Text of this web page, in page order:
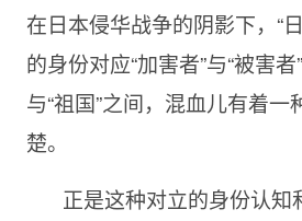
在日本侵华战争的阴影下，“
的身份对应“加害者”与“被害
与“祖国”之间，混血儿有着一
楚。
正是这种对立的身份认知